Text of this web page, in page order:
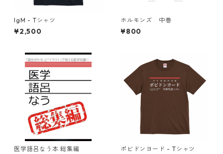
IgM - Tシャツ
¥2,500
ホルモンズ 中巻
¥800
医学語呂なう本 総集編 ポビドンヨード - Tシャツ